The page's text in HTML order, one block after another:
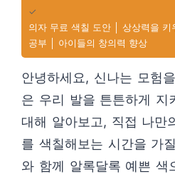
✓
의자 무료 색칠 도안 │ 상상력을 키
공부 │ 아이들의 창의력 향상
안녕하세요, 신나는 모험
은 우리 발을 튼튼하게 지
대해 알아보고, 직접 나만
를 색칠해보는 시간을 가
와 함께 알록달록 예쁜 색